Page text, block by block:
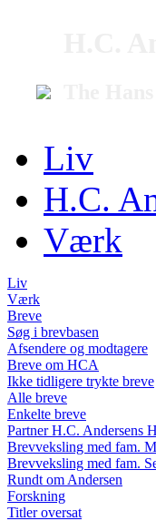
Liv
H.C.
Værk
Liv
Værk
Breve
Søg i brevbasen
Afsendere og modtagere
Breve om HCA
Ikke tidligere trykte breve
Alle breve
Enkelte breve
Partner H.C. Andersens
Brevveksling med fam.
Brevveksling med fam.
Rundt om Andersen
Forskning
Titler oversat